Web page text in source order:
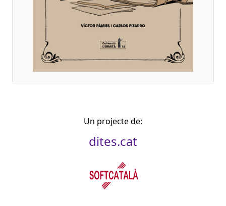
Un projecte de:
dites.cat